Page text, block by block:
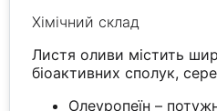
Хімічний склад
Листя оливи містить
біоактивних сполук,
Олеуропеїн –